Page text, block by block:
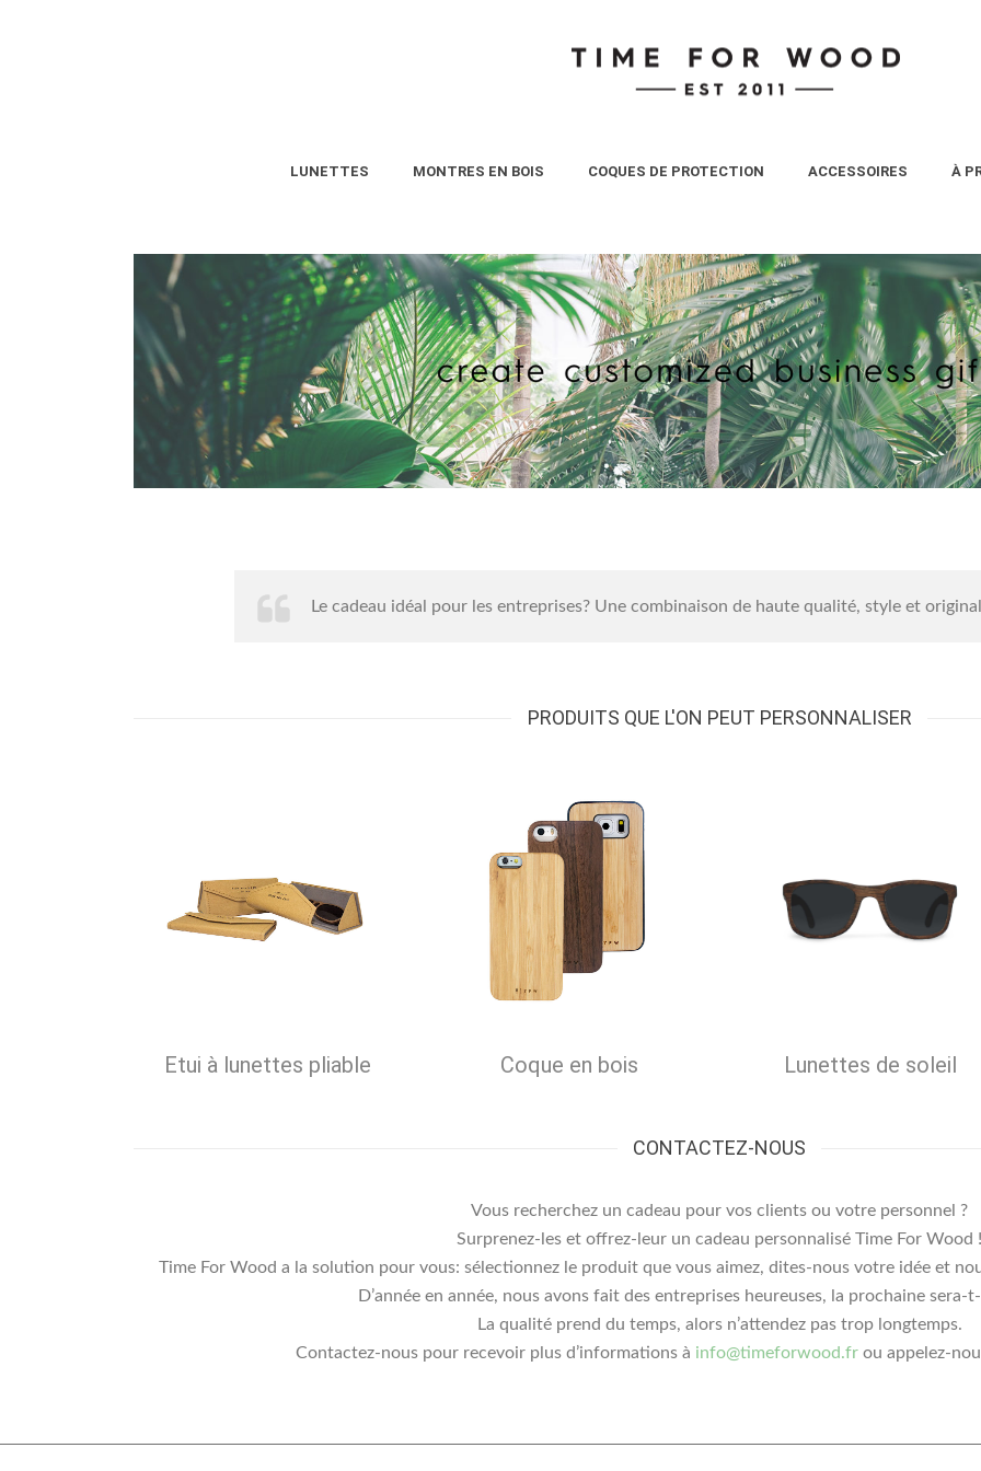
LUNETTES MONTRES EN BOIS COQUES DE PROTECTION ACCESSOIRES À
Le cadeau idéal pour les entreprises? Une combinaison de haute qualité, style et
PRODUITS QUE L'ON PEUT PERSONNALISER
Etui à lunettes pliable Coque en bois Lunettes de soleil
CONTACTEZ-NOUS
Vous recherchez un cadeau pour vos clients ou votre personnel ?
Surprenez-les et offrez-leur un cadeau personnalisé Time For Wood !
Time For Wood a la solution pour vous: sélectionnez le produit que vous aimez, dites-nous votre idée et
D’année en année, nous avons fait des entreprises heureuses, la prochaine sera-
La qualité prend du temps, alors n’attendez pas trop longtemps.
Contactez-nous pour recevoir plus d’informations à info@timeforwood.fr ou appelez-